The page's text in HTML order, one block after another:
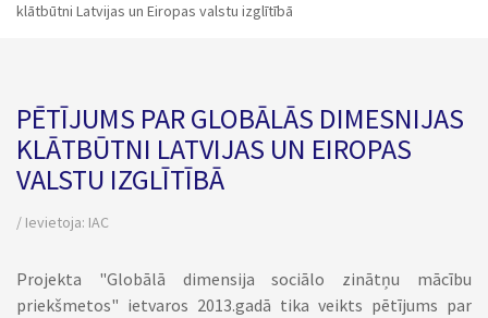
klātbūtni Latvijas un Eiropas valstu izglītībā
PĒTĪJUMS PAR GLOBĀLĀS DIMESNIJAS
KLĀTBŪTNI LATVIJAS UN EIROPAS
VALSTU IZGLĪTĪBĀ
/ Ievietoja: IAC
Projekta "Globālā dimensija sociālo zinātņu mācību
priekšmetos" ietvaros 2013.gadā tika veikts pētījums par